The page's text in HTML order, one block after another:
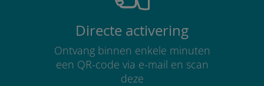
Directe activering
Ontvang binnen enkele minuten
een QR-code via e-mail en scan
deze